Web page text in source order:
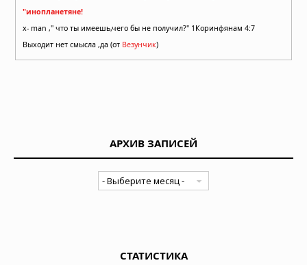
"инопланетяне!
x- man ," что ты имеешь,чего бы не получил?" 1Коринфянам 4:7
Выходит нет смысла ,да (от Везунчик)
АРХИВ ЗАПИСЕЙ
СТАТИСТИКА